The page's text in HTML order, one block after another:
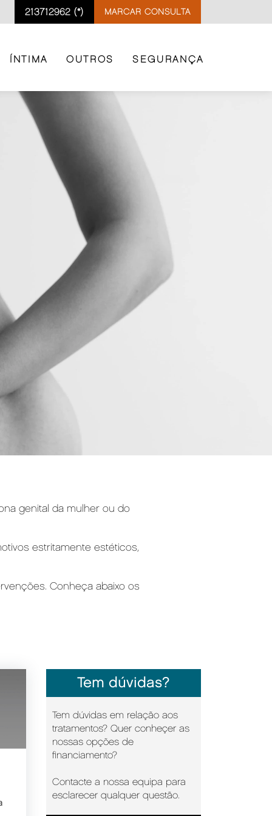
MARCAR CONSULTA
213712962 (*)
ÍNTIMA OUTROS SEGURANÇA
genital da mulher ou do
estritamente estéticos,
Conheça abaixo os
Tem dúvidas?
Tem dúvidas em relação aos
tratamentos? Quer conheçer as
nossas opções de
financiamento?
Contacte a nossa equipa para
esclarecer qualquer questão.